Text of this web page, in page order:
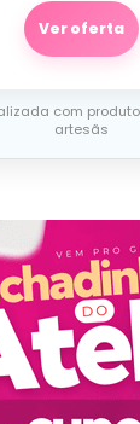
Ver oferta
com
artesãs